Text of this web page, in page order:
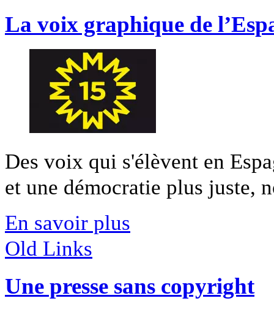
La voix graphique de
Des voix qui s'élèvent en
et une démocratie plus juste,
En savoir plus
Old Links
Une presse sans copyright